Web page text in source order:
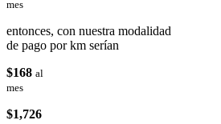
mes
entonces, con nuestra modalidad
de pago por km serían
$168 al
mes
$1,726